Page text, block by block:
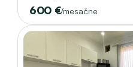
600 €/mesačne